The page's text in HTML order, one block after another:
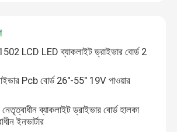
LCD LED ব্যাকলাইট ড্রাইভার বোর্ড 2
Pcb বোর্ড 26"-55" 19V পাওয়ার
ব্যাকলাইট ড্রাইভার বোর্ড হালকা
ইনভার্টার